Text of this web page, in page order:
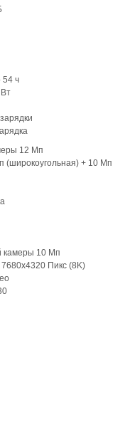
54 ч
12 Мп
(широкоугольная) + 10 Мп
камеры 10 Мп
Пикс (8K)